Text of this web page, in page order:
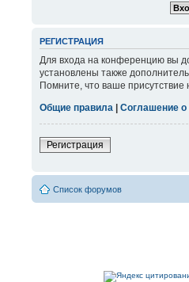
РЕГИСТРАЦИЯ
Для входа на конференцию вы
установлены также
Помните, что ваше присутствие
Общие правила | Соглашение
Регистрация
Список форумов